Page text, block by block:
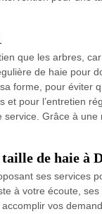
que les arbres,
de haie pour
forme, pour éviter
pour l’entretien
service. Grâce à
de haie à
ses services
à votre écoute,
vos